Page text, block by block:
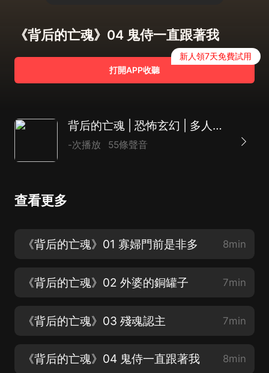
《背后的亡魂》04 鬼侍一直跟著我
打開APP收聽
新人領7天免費試用
背后的亡魂 | 恐怖玄幻 | 多人演播
-次播放 55條聲音
查看更多
《背后的亡魂》01 寡婦門前是非多 8min
《背后的亡魂》02 外婆的銅罐子 7min
《背后的亡魂》03 殘魂認主 7min
《背后的亡魂》04 鬼侍一直跟著我 8min